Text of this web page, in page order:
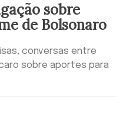
sobre
de Bolsonaro
conversas entre
sobre aportes para